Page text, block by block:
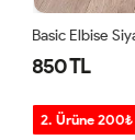
850 TL
2. Ürüne